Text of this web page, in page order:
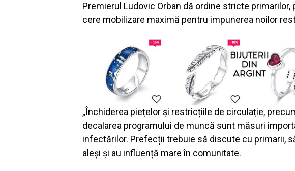
Premierul Ludovic Orban dă ordine stricte
cere mobilizare maximă pentru impunerea noilor
„Închiderea piețelor și restricțiile de circulație,
decalarea programului de muncă sunt măsuri
infectărilor. Prefecții trebuie să discute cu primarii,
aleși și au influență mare în comunitate.